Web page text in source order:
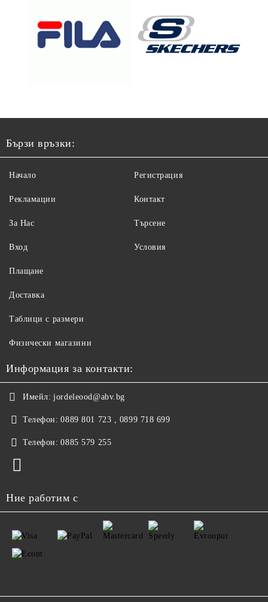
Бързи връзки:
Начало
Рекламации
За Нас
Вход
Регистрация
Контакт
Търсене
Условия
Плащане
Доставка
Таблици с размери
Физически магазини
Информация за контакти:
Имейл: jordeleood@abv.bg
Телефон: 0889 801 723 , 0899 718 699
Телефон: 0885 579 255
Ние работим с